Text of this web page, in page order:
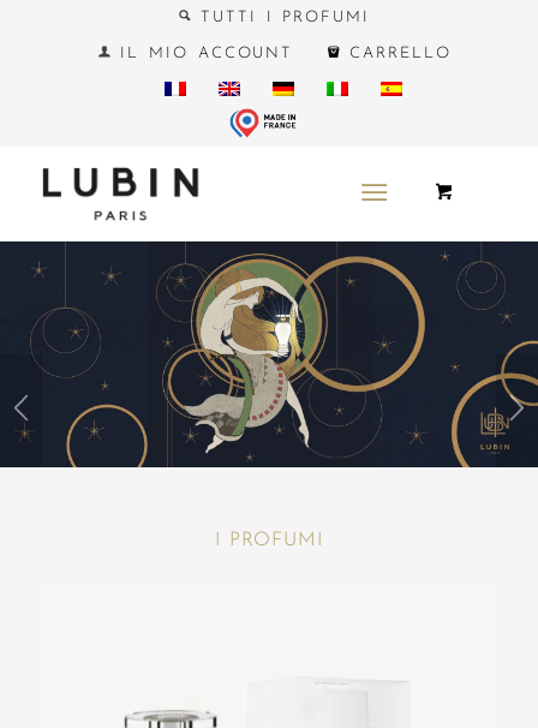
TUTTI I PROFUMI
IL MIO ACCOUNT CARRELLO
I PROFUMI